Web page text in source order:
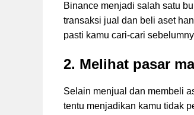
Binance menjadi salah satu
transaksi jual dan beli aset
pasti kamu cari-cari
2. Melihat pasar
Selain menjual dan membeli
tentu menjadikan kamu tidak